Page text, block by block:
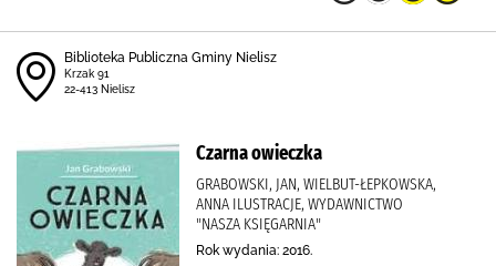
Biblioteka Publiczna Gminy Nielisz
Krzak 91
22-413 Nielisz
Czarna owieczka
GRABOWSKI, JAN, WIELBUT-ŁEPKOWSKA,
ANNA ILUSTRACJE, WYDAWNICTWO
"NASZA KSIĘGARNIA"
Rok wydania: 2016.